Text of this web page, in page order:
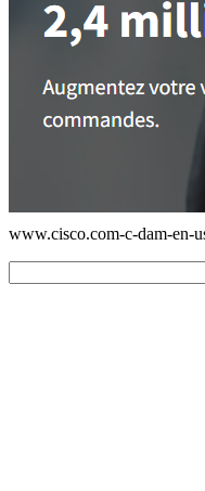
www.cisco.com-c-dam-en-